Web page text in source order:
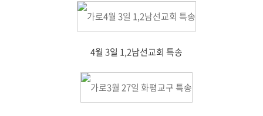
4월 3일 1,2남선교회 특송